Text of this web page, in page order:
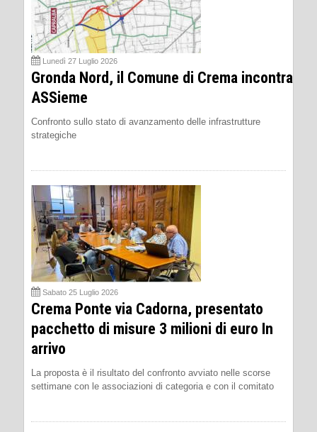
Lunedì 27 Luglio 2026
Gronda Nord, il Comune di Crema incontra
ASSieme
Confronto sullo stato di avanzamento delle infrastrutture
strategiche
Sabato 25 Luglio 2026
Crema Ponte via Cadorna, presentato
pacchetto di misure 3 milioni di euro In
arrivo
La proposta è il risultato del confronto avviato nelle scorse
settimane con le associazioni di categoria e con il comitato